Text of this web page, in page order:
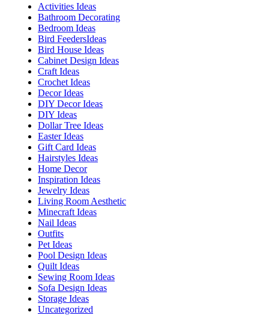
Activities Ideas
Bathroom Decorating
Bedroom Ideas
Bird FeedersIdeas
Bird House Ideas
Cabinet Design Ideas
Craft Ideas
Crochet Ideas
Decor Ideas
DIY Decor Ideas
DIY Ideas
Dollar Tree Ideas
Easter Ideas
Gift Card Ideas
Hairstyles Ideas
Home Decor
Inspiration Ideas
Jewelry Ideas
Living Room Aesthetic
Minecraft Ideas
Nail Ideas
Outfits
Pet Ideas
Pool Design Ideas
Quilt Ideas
Sewing Room Ideas
Sofa Design Ideas
Storage Ideas
Uncategorized